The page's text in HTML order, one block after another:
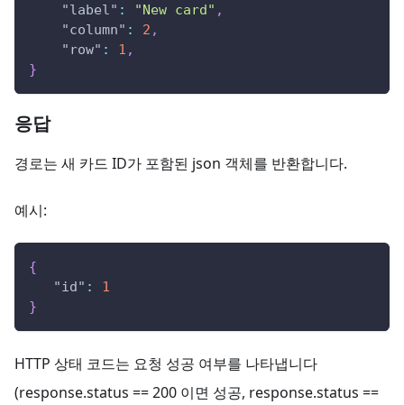
"label" : "New card" ,
"column" : 2 ,
"row" : 1 ,
}
응답
경로는 새 카드 ID가 포함된 json 객체를 반환합니다.
예시:
{
"id" :
1
}
HTTP 상태 코드는 요청 성공 여부를 나타냅니다
(response.status == 200 이면 성공, response.status ==